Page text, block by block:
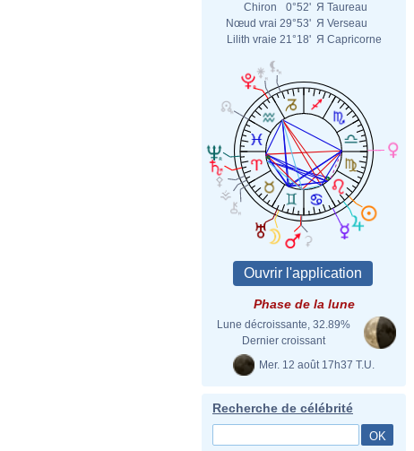
Chiron
0°52' Я Taureau
Nœud vrai 29°53' Я Verseau
Lilith vraie 21°18' Я Capricorne
Phase de la lune
Lune décroissante, 32.89%
Dernier croissant
Mer. 12 août 17h37 T.U.
Recherche de célébrité